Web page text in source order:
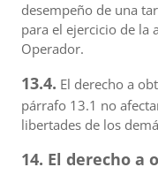
desempeño de una
para el ejercicio de la
Operador.
13.4. El derecho a
párrafo 13.1 no
libertades de los
14. El derecho a